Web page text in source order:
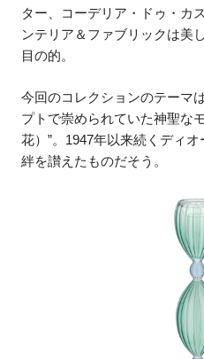
ター、コーデリア・ドゥ・カ
ンテリア＆ファブリックは美
目の的。
今回のコレクションのテーマ
プトで崇められていた神聖な
花）”。1947年以来続くディ
絆を讃えたものだそう。